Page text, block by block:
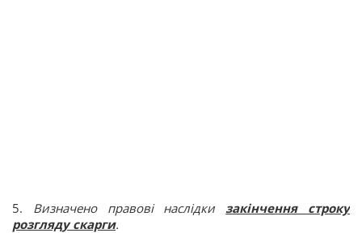
5. Визначено правові наслідки закінчення строку
розгляду скарги.